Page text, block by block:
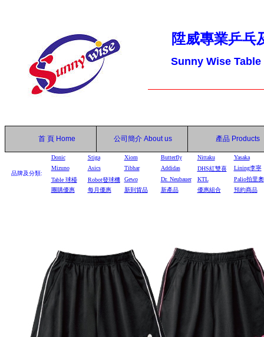
陞威專業乒乓
Sunny Wise
首 頁 Home 公司簡介 About us 產品 Products
品牌及分類:
Donic Stiga Xiom Butterfly Nittaku
Yasaka
Mizuno
Asics Tibhar Addidas DHS紅雙喜
Lining李寧
Table 球檯 Robot發球機 Gewo Dr. Neubauer KTL
Palio拍里奧
團購優惠
每月優惠 新到貨品 新產品 優惠組合 預約商品